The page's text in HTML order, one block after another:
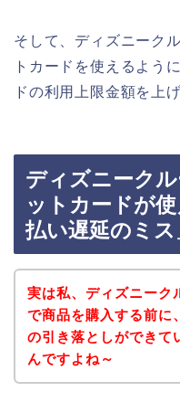
そして、ディズニーク
トカードを使えるよう
ドの利用上限金額を上
ディズニーク
ットカードが
払い遅延のミス
実は私、ディズニーク
で商品を購入する前に
の引き落としができて
んですよね～